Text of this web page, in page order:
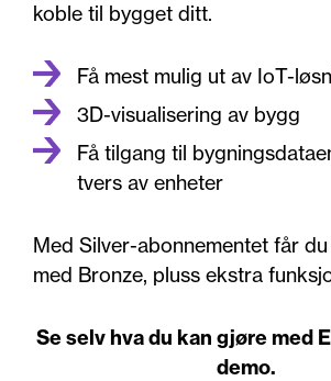
koble til bygget ditt.
Få mest mulig ut av IoT-
3D-visualisering av bygg
Få tilgang til
tvers av enheter
Med Silver-abonnementet får
med Bronze, pluss ekstra
Se selv hva du kan gjøre med
demo.